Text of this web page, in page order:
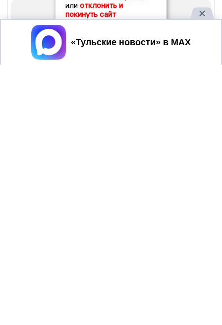
или отклонить и
покинуть сайт
Принять